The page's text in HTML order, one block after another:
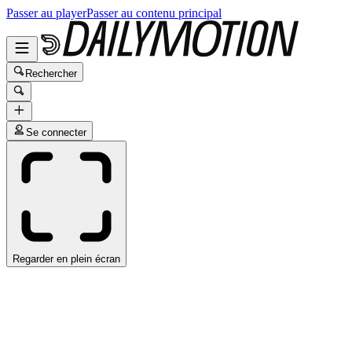
Passer au playerPasser au contenu principal
Rechercher
Se connecter
Regarder en plein écran